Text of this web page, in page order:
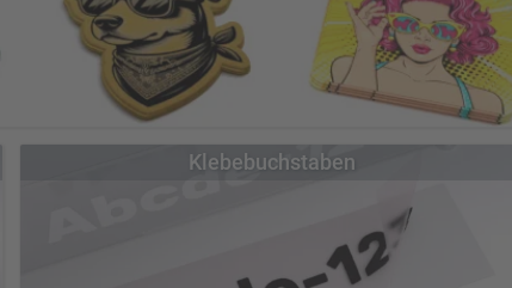
an. Egal ob eckig, rund, oval oder auch in einer Sonderform,
Ihnen jeden Aufkleber.
Klebebuchstaben